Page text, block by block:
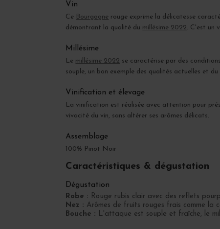
Vin
Ce Bourgogne rouge exprime la délicatesse
démontrant la qualité du millésime 2022. C'est un
Millésime
Le millésime 2022 se caractérise par des
souple, un bon exemple des qualités actuelles et
Vinification et élevage
La vinification est réalisée avec attention pour
vivacité du vin, sans altérer ses arômes délicats.
Assemblage
100% Pinot Noir
Caractéristiques & dégustation
Dégustation
Robe : Rouge rubis clair avec des reflets
Nez : Arômes de fruits rouges frais comme la
Bouche : L'attaque est souple et fraîche, le